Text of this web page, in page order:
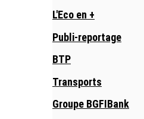
L'Eco en +
Publi-reportage
BTP
Transports
Groupe BGFIBank